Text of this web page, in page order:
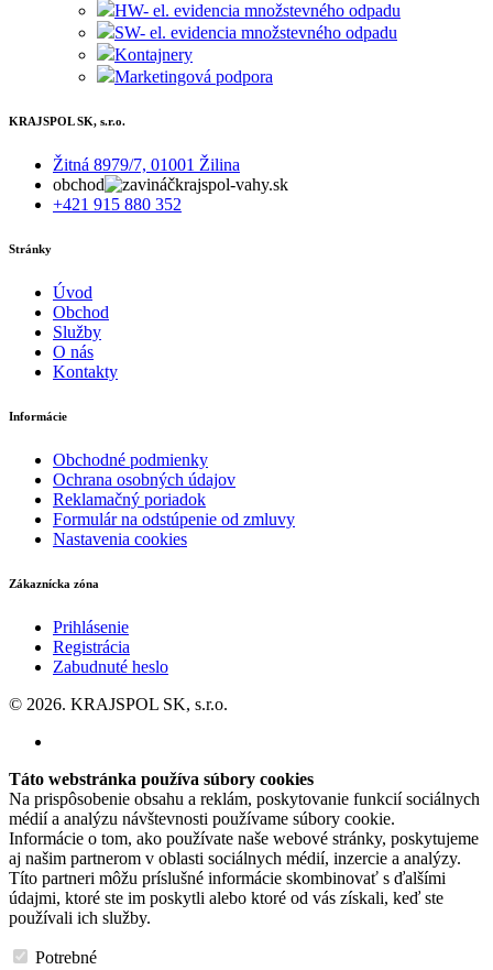
HW- el. evidencia množstevného odpadu
SW- el. evidencia množstevného odpadu
Kontajnery
Marketingová podpora
KRAJSPOL SK, s.r.o.
Žitná 8979/7, 01001 Žilina
obchod
krajspol-vahy.sk
+421 915 880 352
Stránky
Úvod
Obchod
Služby
O nás
Kontakty
Informácie
Obchodné podmienky
Ochrana osobných údajov
Reklamačný poriadok
Formulár na odstúpenie od zmluvy
Nastavenia cookies
Zákaznícka zóna
Prihlásenie
Registrácia
Zabudnuté heslo
© 2026. KRAJSPOL SK, s.r.o.
Táto webstránka používa súbory cookies
Na prispôsobenie obsahu a reklám, poskytovanie funkcií sociálnych
médií a analýzu návštevnosti používame súbory cookie.
Informácie o tom, ako používate naše webové stránky, poskytujeme
aj našim partnerom v oblasti sociálnych médií, inzercie a analýzy.
Títo partneri môžu príslušné informácie skombinovať s ďalšími
údajmi, ktoré ste im poskytli alebo ktoré od vás získali, keď ste
používali ich služby.
Potrebné